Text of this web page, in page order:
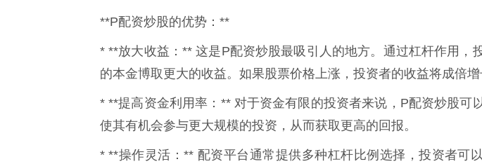
**P配资炒股的优势：**
* **放大收益：** 这是P配资炒股最吸引人的地方。通过杠杆作用，
的本金博取更大的收益。如果股票价格上涨，投资者的收益将成倍增
* **提高资金利用率：** 对于资金有限的投资者来说，P配资炒股可
使其有机会参与更大规模的投资，从而获取更高的回报。
* **操作灵活：** 配资平台通常提供多种杠杆比例选择，投资者可